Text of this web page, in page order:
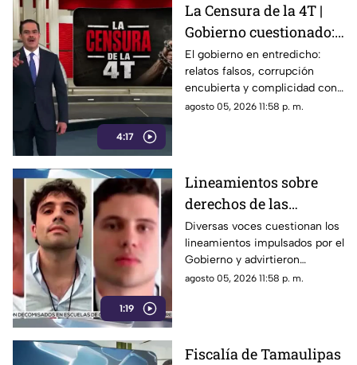
crimen organizado.
4:17
La Censura de la 4T |
Gobierno cuestionado:
relatos falsos,
corrupción encubierta
y complicidad
El gobierno en entredicho:
relatos falsos, corrupción
encubierta y complicidad con
el crimen
agosto 05, 2026 11:58 p. m.
1:19
Lineamientos sobre
derechos de las
audiencias son
CENSURA disfrazada
Diversas voces cuestionan los
lineamientos impulsados por el
Gobierno y advirtieron
posibles riesgos para los
agosto 05, 2026 11:58 p. m.
Fiscalía de Tamaulipas